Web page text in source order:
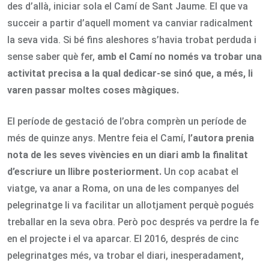
des d’allà, iniciar sola el Camí de Sant Jaume. El que va
succeir a partir d’aquell moment va canviar radicalment
la seva vida. Si bé fins aleshores s’havia trobat perduda i
sense saber què fer, amb el Camí no només va trobar una
activitat precisa a la qual dedicar-se sinó que, a més, li
varen passar moltes coses màgiques.
El període de gestació de l’obra comprèn un període de
més de quinze anys. Mentre feia el Camí, l’autora prenia
nota de les seves vivències en un diari amb la finalitat
d’escriure un llibre posteriorment. Un cop acabat el
viatge, va anar a Roma, on una de les companyes del
pelegrinatge li va facilitar un allotjament perquè pogués
treballar en la seva obra. Però poc després va perdre la fe
en el projecte i el va aparcar. El 2016, després de cinc
pelegrinatges més, va trobar el diari, inesperadament,